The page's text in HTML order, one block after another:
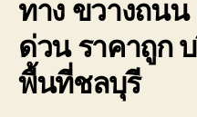
ทาง ขวางถนน
ด่วน ราคาถูก
พื้นที่ชลบุรี